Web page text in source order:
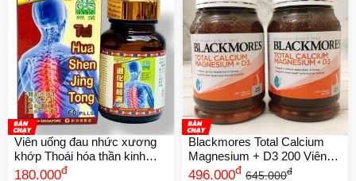
Viên uống đau nhức xương
khớp Thoái hóa thần kinh
thống Tui Hua Shen Jin Tong
180.000đ
Blackmores Total Calcium
Magnesium + D3 200 Viên
Chính Hãng – Canxi, Magie
496.000đ 645.000đ